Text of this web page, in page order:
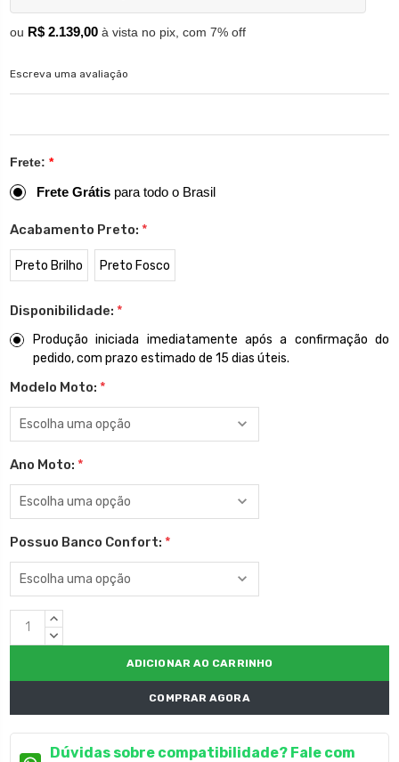
ou R$ 2.139,00 à vista no pix, com 7% off
Escreva uma avaliação
Frete: *
Frete Grátis para todo o Brasil
Acabamento Preto: *
Preto Brilho Preto Fosco
Disponibilidade: *
Produção iniciada imediatamente após a confirmação do
pedido, com prazo estimado de 15 dias úteis.
Modelo Moto: *
Ano Moto: *
Possuo Banco Confort: *
EstoqueQUANTIDADE
CRESCENTE:
QUANTIDADE
COMPRAR AGORA
Dúvidas sobre compatibilidade? Fale com